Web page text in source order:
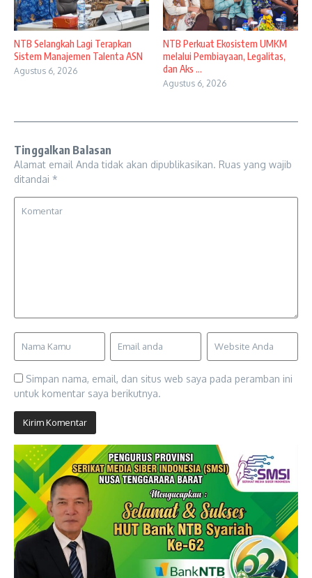
NTB Selangkah Lagi Terapkan
Sistem Manajemen Talenta ASN
Agustus 6, 2026
NTB Perkuat Ekosistem UMKM
melalui Pembiayaan, Legalitas,
dan Aks ...
Agustus 6, 2026
Tinggalkan Balasan
Alamat email Anda tidak akan dipublikasikan. Ruas yang wajib
ditandai *
Simpan nama, email, dan situs web saya pada peramban ini
untuk komentar saya berikutnya.